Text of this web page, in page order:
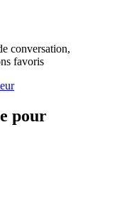
conversation,
favoris
pour